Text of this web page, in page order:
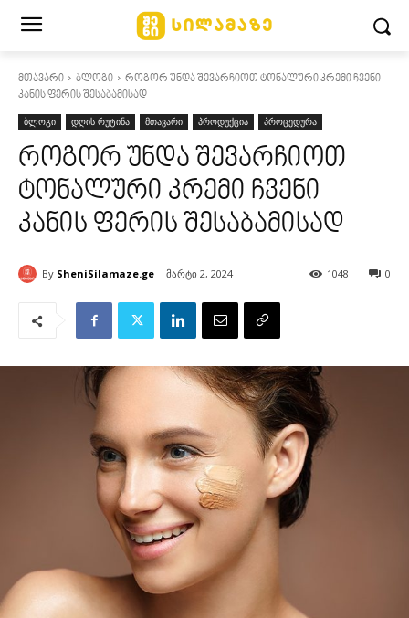
მთავარი ბლოგი
როგორ უნდა შევარჩიოთ ტონალური კრემი ჩვენი
კანის ფერის შესაბამისად
ბლოგი დღის რუტინა მთავარი პროდუქცია პროცედურა
როგორ უნდა შევარჩიოთ
ტონალური კრემი ჩვენი
კანის ფერის შესაბამისად
By SheniSilamaze.ge მარტი 2, 2024 0
1048